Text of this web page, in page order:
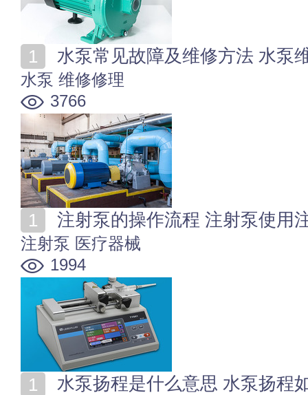
水泵常见故障及维修方法 水泵
水泵 维修修理
3766
注射泵的操作流程 注射泵使用
注射泵 医疗器械
1994
水泵扬程是什么意思 水泵扬程